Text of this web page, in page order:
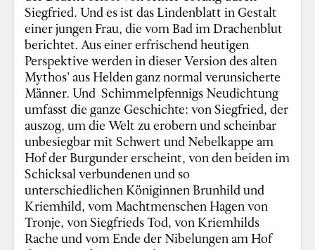
Siegfried. Und es ist das Lindenblatt in Gestalt
einer jungen Frau, die vom Bad im Drachenblut
berichtet. Aus einer erfrischend heutigen
Perspektive werden in dieser Version des alten
Mythos’ aus Helden ganz normal verunsicherte
Männer. Und Schimmelpfennigs Neudichtung
umfasst die ganze Geschichte: von Siegfried, der
auszog, um die Welt zu erobern und scheinbar
unbesiegbar mit Schwert und Nebelkappe am
Hof der Burgunder erscheint, von den beiden im
Schicksal verbundenen und so
unterschiedlichen Königinnen Brunhild und
Kriemhild, vom Machtmenschen Hagen von
Tronje, von Siegfrieds Tod, von Kriemhilds
Rache und vom Ende der Nibelungen am Hof